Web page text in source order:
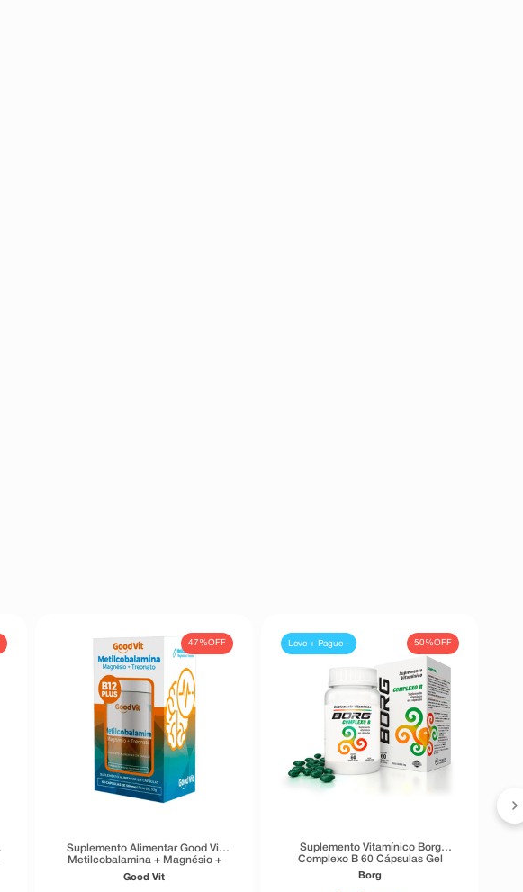
47%OFF
Suplemento Alimentar Good Vit
Metilcobalamina + Magnésio +
Treonato 60 Cápsulas
Good Vit
50%OFF
Leve + Pague -
Suplemento Vitamínico Borg
Complexo B 60 Cápsulas Gel
Borg